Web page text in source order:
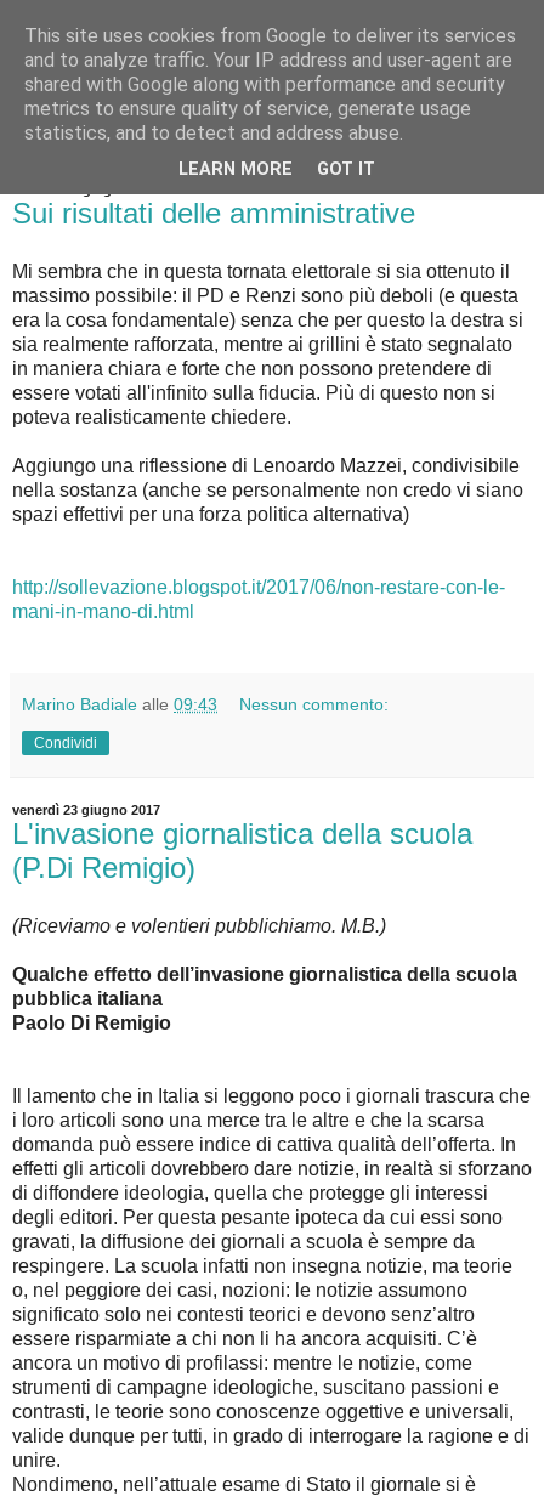
Badiale & Tringali
Sui risultati delle amministrative
Mi sembra che in questa tornata elettorale si sia ottenuto il
massimo possibile: il PD e Renzi sono più deboli (e questa
era la cosa fondamentale) senza che per questo la destra si
sia realmente rafforzata, mentre ai grillini è stato segnalato
in maniera chiara e forte che non possono pretendere di
essere votati all'infinito sulla fiducia. Più di questo non si
poteva realisticamente chiedere.
Aggiungo una riflessione di Lenoardo Mazzei, condivisibile
nella sostanza (anche se personalmente non credo vi siano
spazi effettivi per una forza politica alternativa)
http://sollevazione.blogspot.it/2017/06/non-restare-con-le-
mani-in-mano-di.html
Marino Badiale alle 09:43 Nessun commento:
Condividi
venerdì 23 giugno 2017
L'invasione giornalistica della scuola
(P.Di Remigio)
(Riceviamo e volentieri pubblichiamo. M.B.)
Qualche effetto dell’invasione giornalistica della scuola
pubblica italiana
Paolo Di Remigio
Il lamento che in Italia si leggono poco i giornali trascura che
i loro articoli sono una merce tra le altre e che la scarsa
domanda può essere indice di cattiva qualità dell’offerta. In
effetti gli articoli dovrebbero dare notizie, in realtà si sforzano
di diffondere ideologia, quella che protegge gli interessi
degli editori. Per questa pesante ipoteca da cui essi sono
gravati, la diffusione dei giornali a scuola è sempre da
respingere. La scuola infatti non insegna notizie, ma teorie
o, nel peggiore dei casi, nozioni: le notizie assumono
significato solo nei contesti teorici e devono senz’altro
essere risparmiate a chi non li ha ancora acquisiti. C’è
ancora un motivo di profilassi: mentre le notizie, come
strumenti di campagne ideologiche, suscitano passioni e
contrasti, le teorie sono conoscenze oggettive e universali,
valide dunque per tutti, in grado di interrogare la ragione e di
unire.
Nondimeno, nell’attuale esame di Stato il giornale si è
This site uses cookies from Google to deliver its services
and to analyze traffic. Your IP address and user-agent are
shared with Google along with performance and security
metrics to ensure quality of service, generate usage
statistics, and to detect and address abuse.
LEARN MORE GOT IT